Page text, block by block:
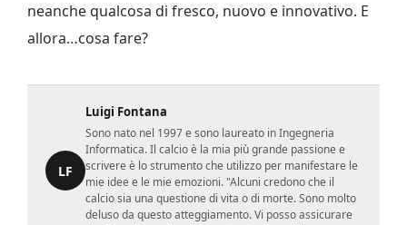
neanche qualcosa di fresco, nuovo e innovativo. E
allora…cosa fare?
LF
Luigi Fontana
Sono nato nel 1997 e sono laureato in Ingegneria
Informatica. Il calcio è la mia più grande passione e
scrivere è lo strumento che utilizzo per manifestare le
mie idee e le mie emozioni. "Alcuni credono che il
calcio sia una questione di vita o di morte. Sono molto
deluso da questo atteggiamento. Vi posso assicurare